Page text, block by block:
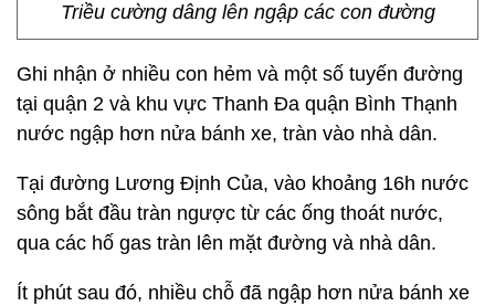
Triều cường dâng lên ngập các con đường
Ghi nhận ở nhiều con hẻm và một số tuyến đường
tại quận 2 và khu vực Thanh Đa quận Bình Thạnh
nước ngập hơn nửa bánh xe, tràn vào nhà dân.
Tại đường Lương Định Của, vào khoảng 16h nước
sông bắt đầu tràn ngược từ các ống thoát nước,
qua các hố gas tràn lên mặt đường và nhà dân.
Ít phút sau đó, nhiều chỗ đã ngập hơn nửa bánh xe